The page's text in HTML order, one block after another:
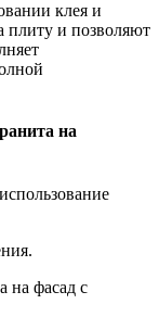
клея и
плиту и позволяют
на
на фасад с